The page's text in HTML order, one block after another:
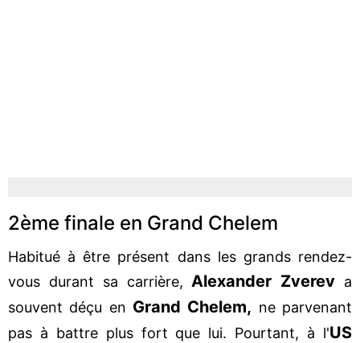
2ème finale en Grand Chelem
Habitué à être présent dans les grands rendez-
vous durant sa carrière, Alexander Zverev a
souvent déçu en Grand Chelem, ne parvenant
pas à battre plus fort que lui. Pourtant, à l'US